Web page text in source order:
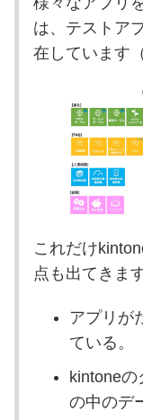
は、テストア
在しています
これだけ
点も出てきます
アプリが
ている。
kintoneの
の中のデ